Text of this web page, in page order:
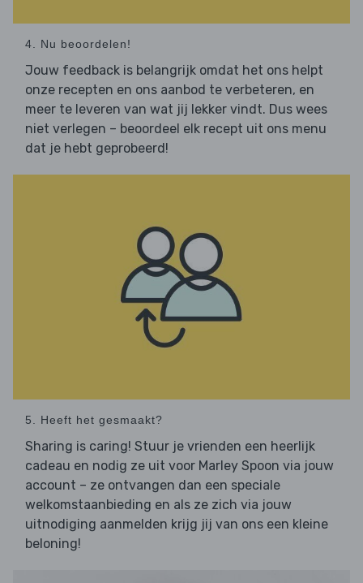
4. Nu beoordelen!
Jouw feedback is belangrijk omdat het ons helpt
onze recepten en ons aanbod te verbeteren, en
meer te leveren van wat jij lekker vindt. Dus wees
niet verlegen – beoordeel elk recept uit ons menu
dat je hebt geprobeerd!
5. Heeft het gesmaakt?
Sharing is caring! Stuur je vrienden een heerlijk
cadeau en nodig ze uit voor Marley Spoon via jouw
account – ze ontvangen dan een speciale
welkomstaanbieding en als ze zich via jouw
uitnodiging aanmelden krijg jij van ons een kleine
beloning!